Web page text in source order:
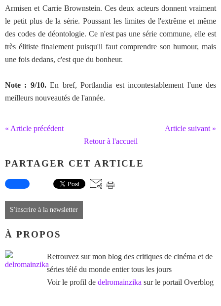
Armisen et Carrie Brownstein. Ces deux acteurs donnent vraiment
le petit plus de la série. Poussant les limites de l'extrême et même
des codes de déontologie. Ce n'est pas une série commune, elle est
très élitiste finalement puisqu'il faut comprendre son humour, mais
une fois dedans, c'est que du bonheur.
Note : 9/10.En bref, Portlandia est incontestablement l'une des
meilleurs nouveautés de l'année.
« Article précédent
Article suivant »
Retour à l'accueil
PARTAGER CET ARTICLE
S'inscrire à la newsletter
À PROPOS
Retrouvez sur mon blog des critiques de cinéma et de
séries télé du monde entier tous les jours
Voir le profil de delromainzika sur le portail Overblog